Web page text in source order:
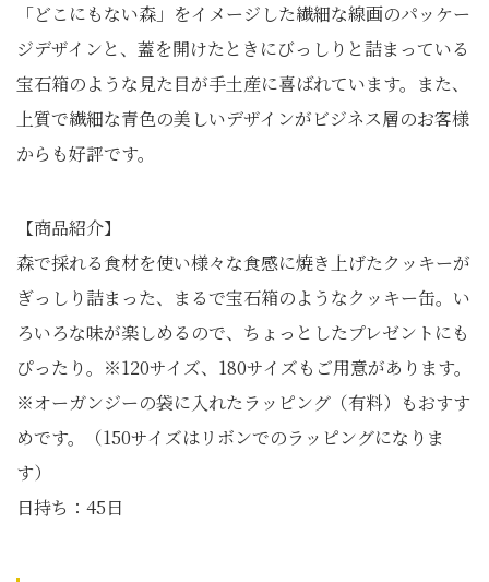
「どこにもない森」をイメージした繊細な線画のパッケー
ジデザインと、蓋を開けたときにびっしりと詰まっている
宝石箱のような見た目が手土産に喜ばれています。また、
上質で繊細な青色の美しいデザインがビジネス層のお客様
からも好評です。
【商品紹介】
森で採れる食材を使い様々な食感に焼き上げたクッキーが
ぎっしり詰まった、まるで宝石箱のようなクッキー缶。い
ろいろな味が楽しめるので、ちょっとしたプレゼントにも
ぴったり。※120サイズ、180サイズもご用意があります。
※オーガンジーの袋に入れたラッピング（有料）もおすす
めです。（150サイズはリボンでのラッピングになりま
す）
日持ち：45日